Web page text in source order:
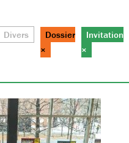
Divers
Dossier
×
Invitation
×